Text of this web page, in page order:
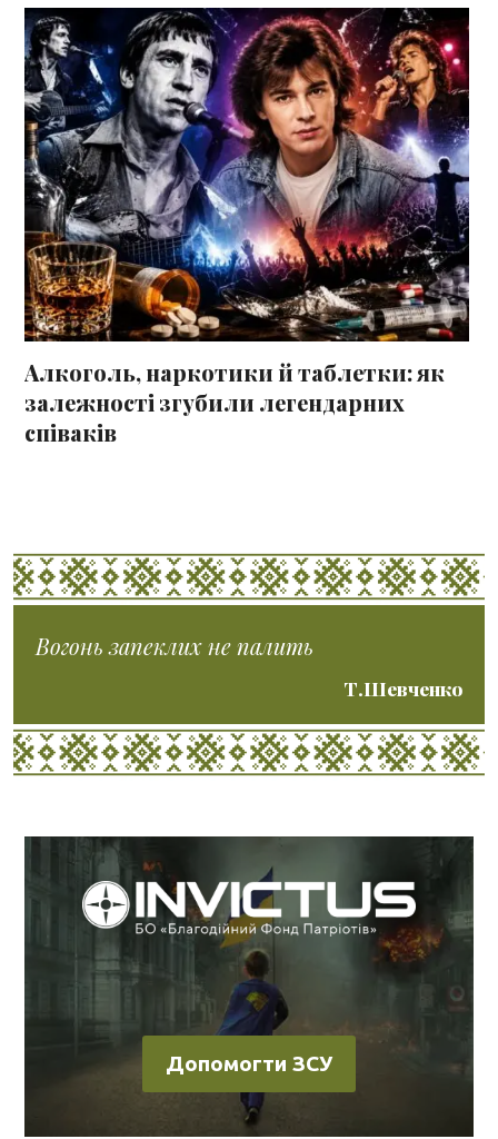
Алкоголь, наркотики й таблетки: як
залежності згубили легендарних
співаків
Вогонь запеклих не палить
Т.Шевченко
Допомогти ЗСУ